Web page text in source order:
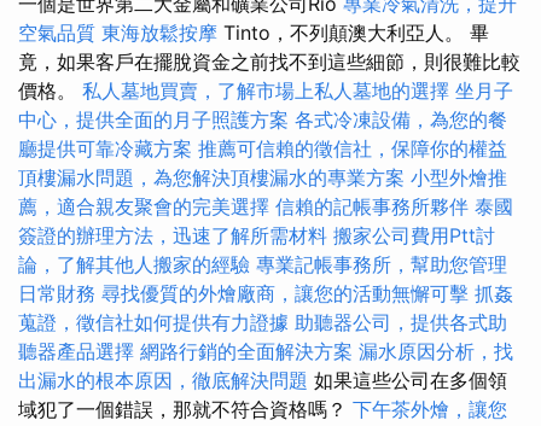
空氣品質 東海放鬆按摩 Tinto，不列顛澳大利亞人。 畢
竟，如果客戶在擺脫資金之前找不到這些細節，則很難比較
價格。 私人墓地買賣，了解市場上私人墓地的選擇 坐月子
中心，提供全面的月子照護方案 各式冷凍設備，為您的餐
廳提供可靠冷藏方案 推薦可信賴的徵信社，保障你的權益
頂樓漏水問題，為您解決頂樓漏水的專業方案 小型外燴推
薦，適合親友聚會的完美選擇 信賴的記帳事務所夥伴 泰國
簽證的辦理方法，迅速了解所需材料 搬家公司費用Ptt討
論，了解其他人搬家的經驗 專業記帳事務所，幫助您管理
日常財務 尋找優質的外燴廠商，讓您的活動無懈可擊 抓姦
蒐證，徵信社如何提供有力證據 助聽器公司，提供各式助
聽器產品選擇 網路行銷的全面解決方案 漏水原因分析，找
出漏水的根本原因，徹底解決問題 如果這些公司在多個領
域犯了一個錯誤，那就不符合資格嗎？ 下午茶外燴，讓您